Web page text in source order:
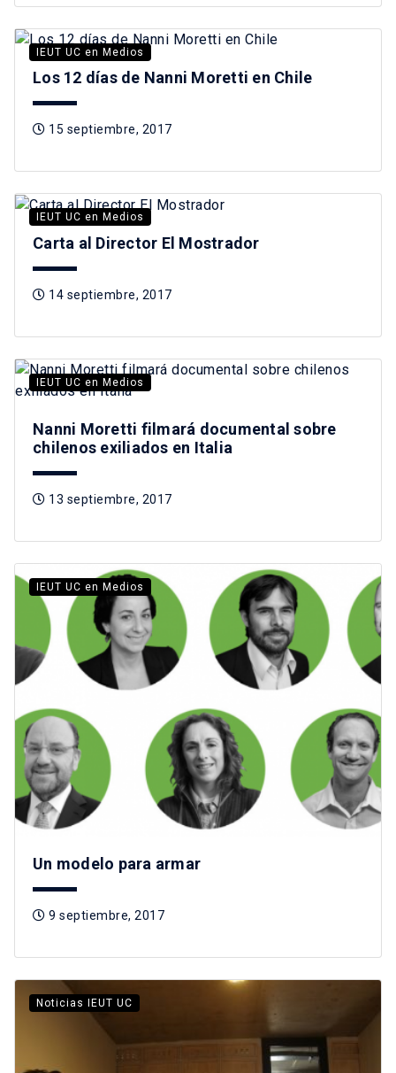
IEUT UC en Medios
Los 12 días de Nanni Moretti en Chile
15 septiembre, 2017
IEUT UC en Medios
Carta al Director El Mostrador
14 septiembre, 2017
IEUT UC en Medios
Nanni Moretti filmará documental sobre
chilenos exiliados en Italia
13 septiembre, 2017
IEUT UC en Medios
Un modelo para armar
9 septiembre, 2017
Noticias IEUT UC